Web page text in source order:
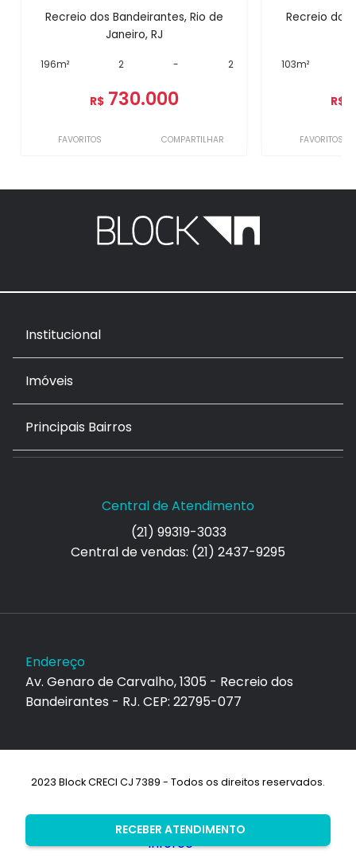
RECEBER ATENDIMENTO
Recreio dos Bandeirantes, Rio de
Janeiro, RJ
196m² 2 - 2
R$ 730.000
FAVORITOS COMPARTILHAR
Recreio dos
103m²
R$
FAVORITOS
Institucional
Imóveis
Principais Bairros
Central de Atendimento
(21) 99319-3033
Central de vendas: (21) 2437-9295
Endereço
Av. Genaro de Carvalho, 1305 - Recreio dos
Bandeirantes - RJ. CEP: 22795-077
2023 Block CRECI CJ 7389 - Todos os direitos reservados.